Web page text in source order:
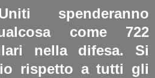
spenderanno
come 722
nella difesa. Si
rispetto a tutti gli